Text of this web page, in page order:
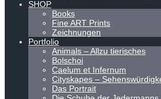
SHOP
Books
Fine ART Prints
Zeichnungen
Portfolio
Animals – Allzu tierisches
Bolschoi
Caelum et Infernum
Cityskapes –
Das Portrait